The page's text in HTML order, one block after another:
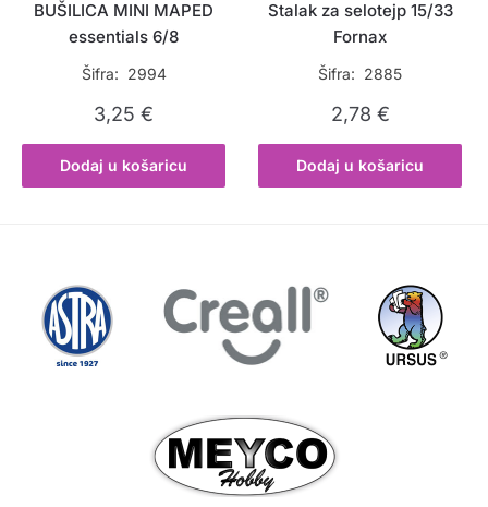
BUŠILICA MINI MAPED
essentials 6/8
Šifra: 2994
3,25€
Dodaj u košaricu
Stalak za selotejp 15/33
Fornax
Šifra: 2885
2,78 €
Dodaj u košaricu